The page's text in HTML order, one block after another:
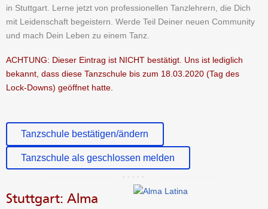
in Stuttgart. Lerne jetzt von professionellen Tanzlehrern, die Dich
mit Leidenschaft begeistern. Werde Teil Deiner neuen Community
und mach Dein Leben zu einem Tanz.
ACHTUNG: Dieser Eintrag ist NICHT bestätigt. Uns ist lediglich
bekannt, dass diese Tanzschule bis zum 18.03.2020 (Tag des
Lock-Downs) geöffnet hatte.
Tanzschule bestätigen/ändern
Tanzschule als geschlossen melden
Stuttgart: Alma